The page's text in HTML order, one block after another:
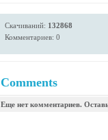
Скачиваний: 132868
Комментариев: 0
Comments
Еще нет комментариев.